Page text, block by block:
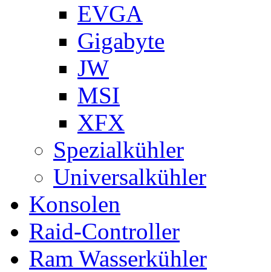
EVGA
Gigabyte
JW
MSI
XFX
Spezialkühler
Universalkühler
Konsolen
Raid-Controller
Ram Wasserkühler